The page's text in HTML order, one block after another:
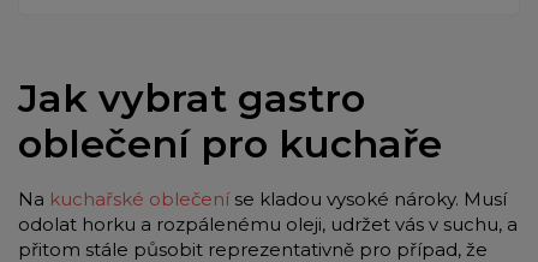
Jak vybrat gastro
oblečení pro kuchaře
Na kuchařské oblečeníse kladou vysoké nároky. Musí
odolat horku a rozpálenému oleji, udržet vás v suchu, a
přitom stále působit reprezentativně pro případ, že